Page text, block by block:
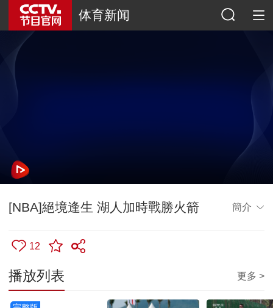
体育新闻
[NBA]絕境逢生 湖人加時戰勝火箭 簡介
12
播放列表 更多 >